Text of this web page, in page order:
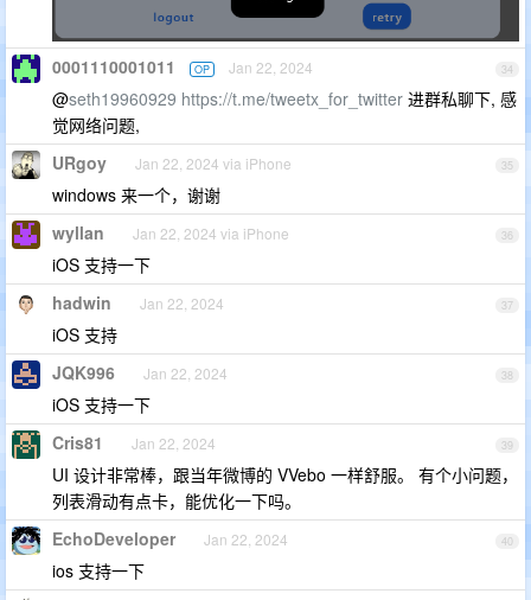
34
0001110001011 OP Jan 22, 2024
@seth19960929 https://t.me/tweetx_for_twitter 进群私聊下, 感
觉网络问题,
35
URgoy Jan 22, 2024 via iPhone
windows 来一个，谢谢
36
wyllan Jan 22, 2024 via iPhone
iOS 支持一下
37
hadwin Jan 22, 2024
iOS 支持
38
JQK996 Jan 22, 2024
iOS 支持一下
39
Cris81 Jan 22, 2024
UI 设计非常棒，跟当年微博的 VVebo 一样舒服。 有个小问题，
列表滑动有点卡，能优化一下吗。
40
EchoDeveloper Jan 22, 2024
ios 支持一下